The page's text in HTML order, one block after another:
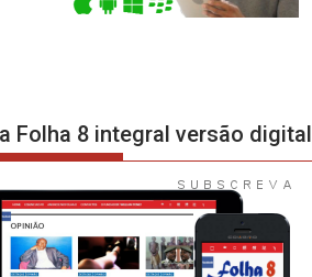
Folha 8 integral versão digital